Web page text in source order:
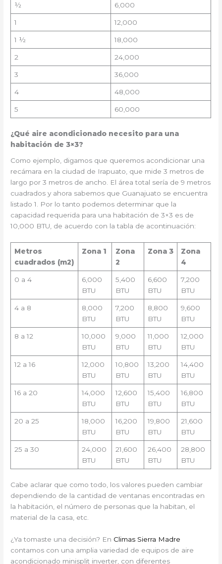
½ 6,000
1 12,000
1 ½ 18,000
2 24,000
3 36,000
4 48,000
5 60,000
¿Qué aire acondicionado necesito para una
habitación de 3×3?
Como ejemplo, digamos que queremos acondicionar una
recámara en la ciudad de Irapuato, que mide 3 metros de
largo por 3 metros de ancho. El área total sería de 9 metros
cuadrados y ahora sabemos que Guanajuato se encuentra
listado 1. Por lo tanto podemos determinar que la
capacidad requerida para una habitación de 3×3 es de
10,000 BTU, de acuerdo con la tabla de acontinuación:
Metros
cuadrados (m2)
Zona 1
Zona
2
Zona 3
Zona
4
0 a 4
6,000
BTU
5,400
BTU
6,600
BTU
7,200
BTU
4 a 8
8,000
BTU
7,200
BTU
8,800
BTU
9,600
BTU
8 a 12
10,000
BTU
9,000
BTU
11,000
BTU
12,000
BTU
12 a 16
12,000
BTU
10,800
BTU
13,200
BTU
14,400
BTU
16 a 20
14,000
BTU
12,600
BTU
15,400
BTU
16,800
BTU
20 a 25
18,000
BTU
16,200
BTU
19,800
BTU
21,600
BTU
25 a 30
24,000
BTU
21,600
BTU
26,400
BTU
28,800
BTU
Cabe aclarar que como todo, los valores pueden cambiar
dependiendo de la cantidad de ventanas encontradas en
la habitación, el número de personas que la habitan, el
material de la casa, etc.
¿Ya tomaste una decisión? En Climas Sierra Madre
contamos con una amplia variedad de equipos de aire
acondicionado minisplit inverter, con diferentes